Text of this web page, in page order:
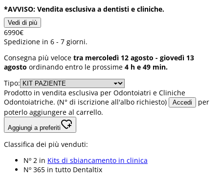
*AVVISO: Vendita esclusiva a dentisti e cliniche.
Vedi di più
6990€
Spedizione in 6 - 7 giorni.
Consegna più veloce tra mercoledì 12 agosto - giovedì 13
agosto ordinando entro le prossime 4 h e 49 min.
Tipo:
Prodotto in vendita esclusiva per Odontoiatri e Cliniche
Odontoiatriche. (N° di iscrizione all'albo richiesto)
Accedi
per
poterlo aggiungere al carrello.
Aggiungi a preferiti
Classifica dei più venduti:
Nº 2 in Kits di sbiancamento in clinica
Nº 365 in tutto Dentaltix